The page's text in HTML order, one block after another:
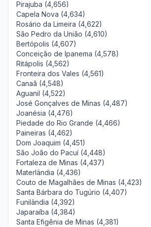
Pirajuba (4,656)
Capela Nova (4,634)
Rosário da Limeira (4,622)
São Pedro da União (4,610)
Bertópolis (4,607)
Conceição de Ipanema (4,578)
Ritápolis (4,562)
Fronteira dos Vales (4,561)
Canaã (4,548)
Aguanil (4,522)
José Gonçalves de Minas (4,487)
Joanésia (4,476)
Piedade do Rio Grande (4,466)
Paineiras (4,462)
Dom Joaquim (4,451)
São João do Pacuí (4,448)
Fortaleza de Minas (4,437)
Materlândia (4,436)
Couto de Magalhães de Minas (4,423)
Santa Bárbara do Tugúrio (4,407)
Funilândia (4,392)
Japaraíba (4,384)
Santa Efigênia de Minas (4,381)